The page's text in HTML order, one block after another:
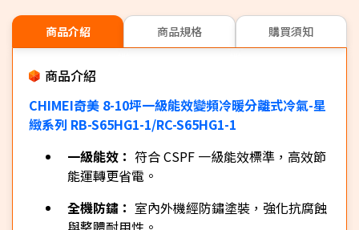
商品介紹 商品規格 購買須知
商品介紹
CHIMEI奇美 8-10坪一級能效變頻冷暖分離式冷氣-星
緻系列 RB-S65HG1-1/RC-S65HG1-1
一級能效： 符合 CSPF 一級能效標準，高效節
能運轉更省電。
全機防鏽： 室內外機經防鏽塗裝，強化抗腐蝕